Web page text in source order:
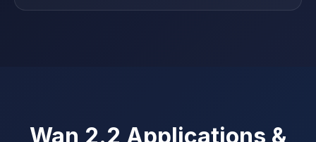
Wan 2.2 Applications &